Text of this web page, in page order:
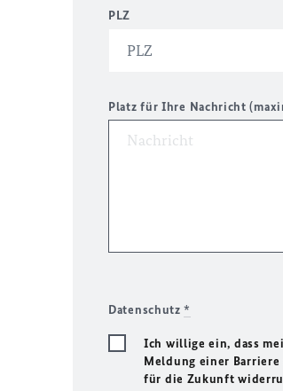
PLZ
Platz für Ihre Nachricht
Datenschutz*
Ich willige ein, dass
Meldung einer
für die Zukunft